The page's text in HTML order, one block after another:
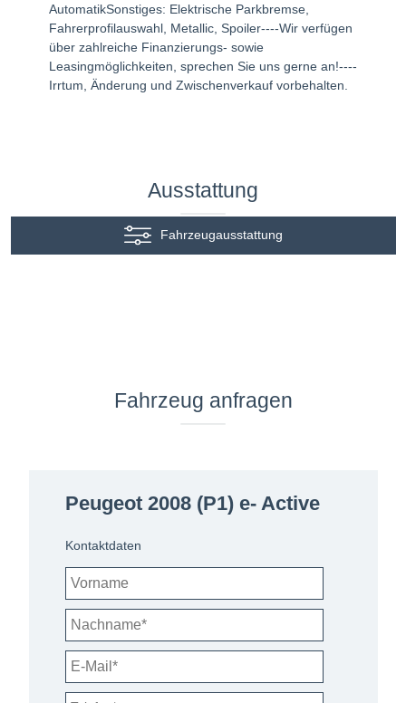
AutomatikSonstiges: Elektrische Parkbremse,
Fahrerprofilauswahl, Metallic, Spoiler----Wir verfügen
über zahlreiche Finanzierungs- sowie
Leasingmöglichkeiten, sprechen Sie uns gerne an!----
Irrtum, Änderung und Zwischenverkauf vorbehalten.
Ausstattung
Fahrzeugausstattung
Fahrzeug anfragen
Peugeot 2008 (P1) e- Active
Kontaktdaten